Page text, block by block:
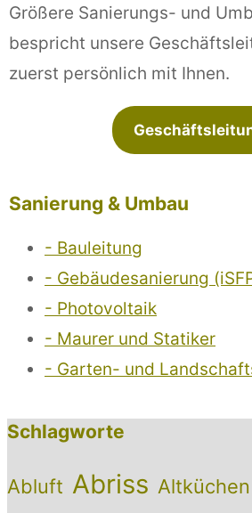
Größere Sanierungs- und
bespricht unsere
zuerst persönlich mit Ihnen.
Sanierung & Umbau
- Bauleitung
- Gebäudesanierung
- Photovoltaik
- Maurer und Statiker
- Garten- und
Schlagworte
Abluft Abriss